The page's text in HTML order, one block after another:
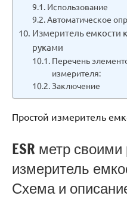
Использование
Автоматическое
Измеритель емкости
руками
Перечень
измерителя:
Заключение
Простой измеритель
ESR метр
измеритель
Схема и